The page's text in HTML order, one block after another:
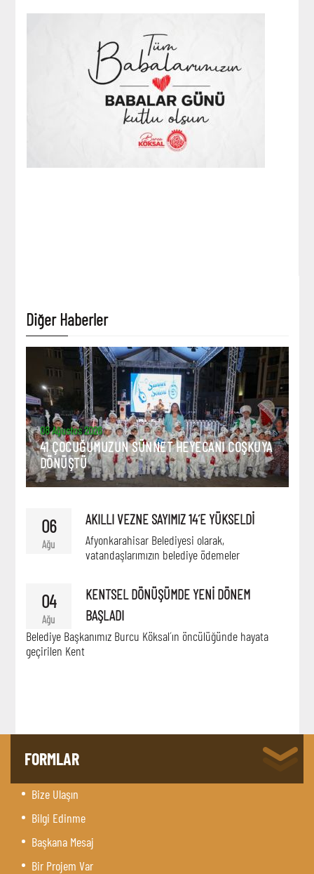
Diğer Haberler
08 Ağustos 2026
41 ÇOCUĞUMUZUN SÜNNET HEYECANI COŞKUYA
DÖNÜŞTÜ
06
Ağu
AKILLI VEZNE SAYIMIZ 14´E YÜKSELDİ
Afyonkarahisar Belediyesi olarak,
vatandaşlarımızın belediye ödemeler
04
Ağu
KENTSEL DÖNÜŞÜMDE YENİ DÖNEM
BAŞLADI
Belediye Başkanımız Burcu Köksal´ın öncülüğünde hayata
geçirilen Kent
FORMLAR
Bize Ulaşın
Bilgi Edinme
Başkana Mesaj
Bir Projem Var